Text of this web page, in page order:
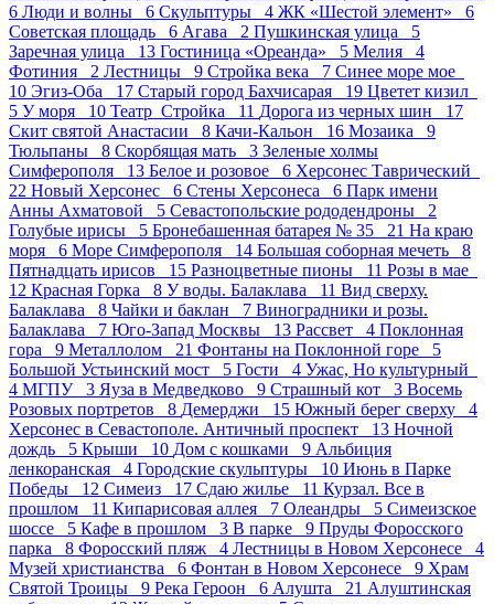
6 Люди и волны 6 Скульптуры 4 ЖК «Шестой элемент» 6
Советская площадь 6 Агава 2 Пушкинская улица 5
Заречная улица 13 Гостиница «Ореанда» 5 Мелия 4
Фотиния 2 Лестницы 9 Стройка века 7 Синее море мое
10 Эгиз-Оба 17 Старый город Бахчисарая 19 Цветет кизил
5 У моря 10 Театр_Стройка 11 Дорога из черных шин 17
Скит святой Анастасии 8 Качи-Кальон 16 Мозаика 9
Тюльпаны 8 Скорбящая мать 3 Зеленые холмы
Симферополя 13 Белое и розовое 6 Херсонес Таврический
22 Новый Херсонес 6 Стены Херсонеса 6 Парк имени
Анны Ахматовой 5 Севастопольские рододендроны 2
Голубые ирисы 5 Бронебашенная батарея № 35 21 На краю
моря 6 Море Симферополя 14 Большая соборная мечеть 8
Пятнадцать ирисов 15 Разноцветные пионы 11 Розы в мае
12 Красная Горка 8 У воды. Балаклава 11 Вид сверху.
Балаклава 8 Чайки и баклан 7 Виноградники и розы.
Балаклава 7 Юго-Запад Москвы 13 Рассвет 4 Поклонная
гора 9 Металлолом 21 Фонтаны на Поклонной горе 5
Большой Устьинский мост 5 Гости 4 Ужас, Но культурный
4 МГПУ 3 Яуза в Медведково 9 Страшный кот 3 Восемь
Розовых портретов 8 Демерджи 15 Южный берег сверху 4
Херсонес в Севастополе. Античный проспект 13 Ночной
дождь 5 Крыши 10 Дом с кошками 9 Альбиция
ленкоранская 4 Городские скульптуры 10 Июнь в Парке
Победы 12 Симеиз 17 Сдаю жилье 11 Курзал. Все в
прошлом 11 Кипарисовая аллея 7 Олеандры 5 Симеизское
шоссе 5 Кафе в прошлом 3 В парке 9 Пруды Форосского
парка 8 Форосский пляж 4 Лестницы в Новом Херсонесе 4
Музей христианства 6 Фонтан в Новом Херсонесе 9 Храм
Святой Троицы 9 Река Героон 6 Алушта 21 Алуштинская